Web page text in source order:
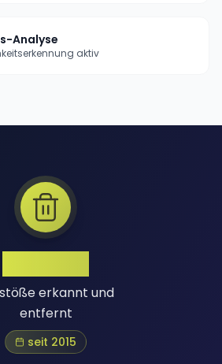
Analyse
aktiv
erkannt und
entfernt
seit 2015